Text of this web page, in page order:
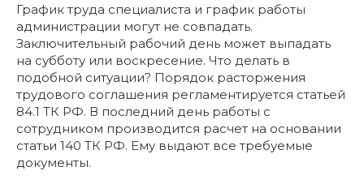
График труда специалиста и график работы
администрации могут не совпадать.
Заключительный рабочий день может выпадать
на субботу или воскресение. Что делать в
подобной ситуации? Порядок расторжения
трудового соглашения регламентируется статьей
84.1 ТК РФ. В последний день работы с
сотрудником производится расчет на основании
статьи 140 ТК РФ. Ему выдают все требуемые
документы.